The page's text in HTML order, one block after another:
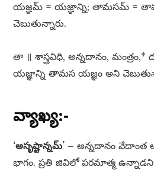
యజ్ఞమ్​ = యజ్ఞాన్ని; తామసమ్​ =
చెబుతున్నారు.
తా ॥ శాస్త్రవిధి, అన్నదానం, మంత్రం,*
యజ్ఞాన్ని తామస యజ్ఞం అని
వ్యాఖ్య:-
‘అసృష్టాన్నమ్’ – అన్నదానం వేదాంత
భాగం. ప్రతి జివిలో పరమాత్మ